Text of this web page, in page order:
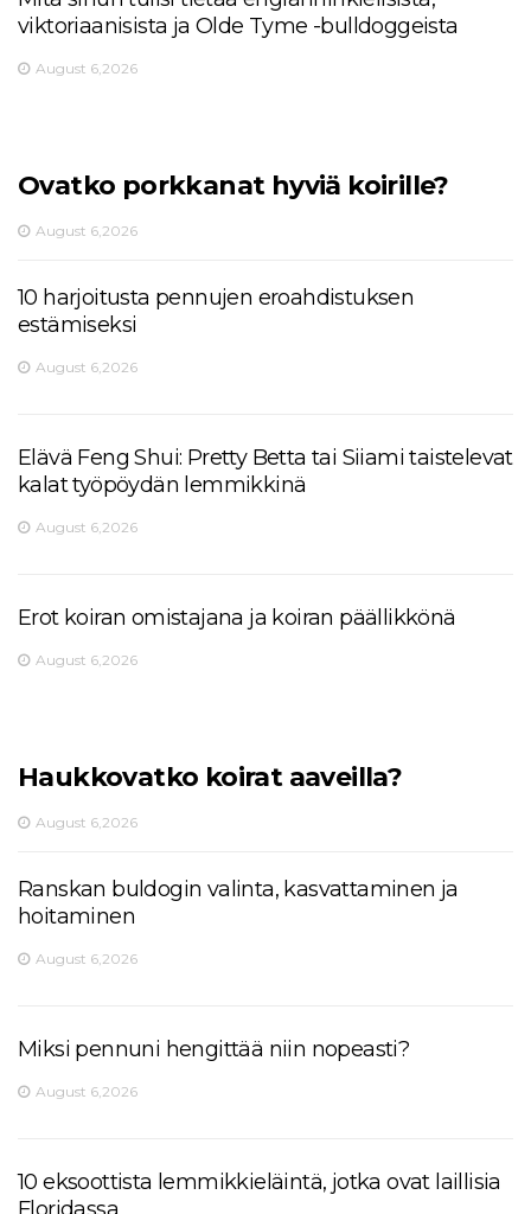
viktoriaanisista ja Olde Tyme -bulldoggeista
August 6,2026
Ovatko porkkanat hyviä koirille?
August 6,2026
10 harjoitusta pennujen eroahdistuksen
estämiseksi
August 6,2026
Elävä Feng Shui: Pretty Betta tai Siiami taistelevat
kalat työpöydän lemmikkinä
August 6,2026
Erot koiran omistajana ja koiran päällikkönä
August 6,2026
Haukkovatko koirat aaveilla?
August 6,2026
Ranskan buldogin valinta, kasvattaminen ja
hoitaminen
August 6,2026
Miksi pennuni hengittää niin nopeasti?
August 6,2026
10 eksoottista lemmikkieläintä, jotka ovat laillisia